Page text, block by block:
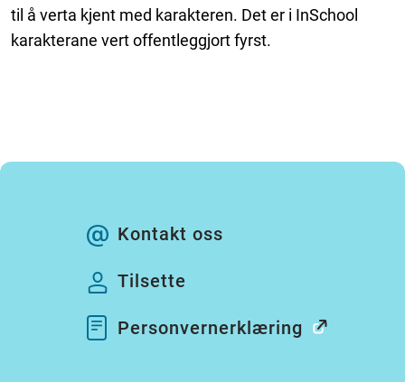
til å verta kjent med karakteren. Det er i InSchool
karakterane vert offentleggjort fyrst.
Kontakt oss
Tilsette
Personvernerklæring